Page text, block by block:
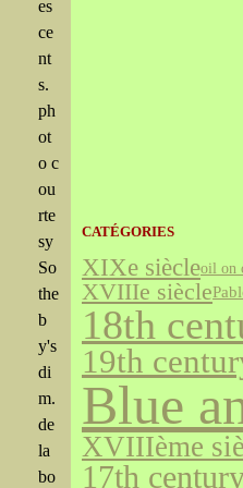
es
ce
nt
s.
ph
ot
o c
ou
rte
sy
So
the
b
y's
di
m.
de
la
bo
CATÉGORIES
XIXe siècleoil on
XVIIIe siècle
18th
19th
Blue
XVIIIème
17th